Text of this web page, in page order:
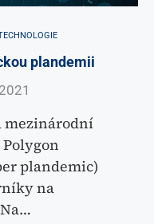
plandemii
mezinárodní
plandemic)
na